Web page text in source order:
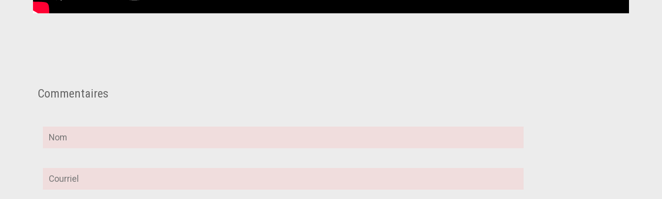
Commentaires